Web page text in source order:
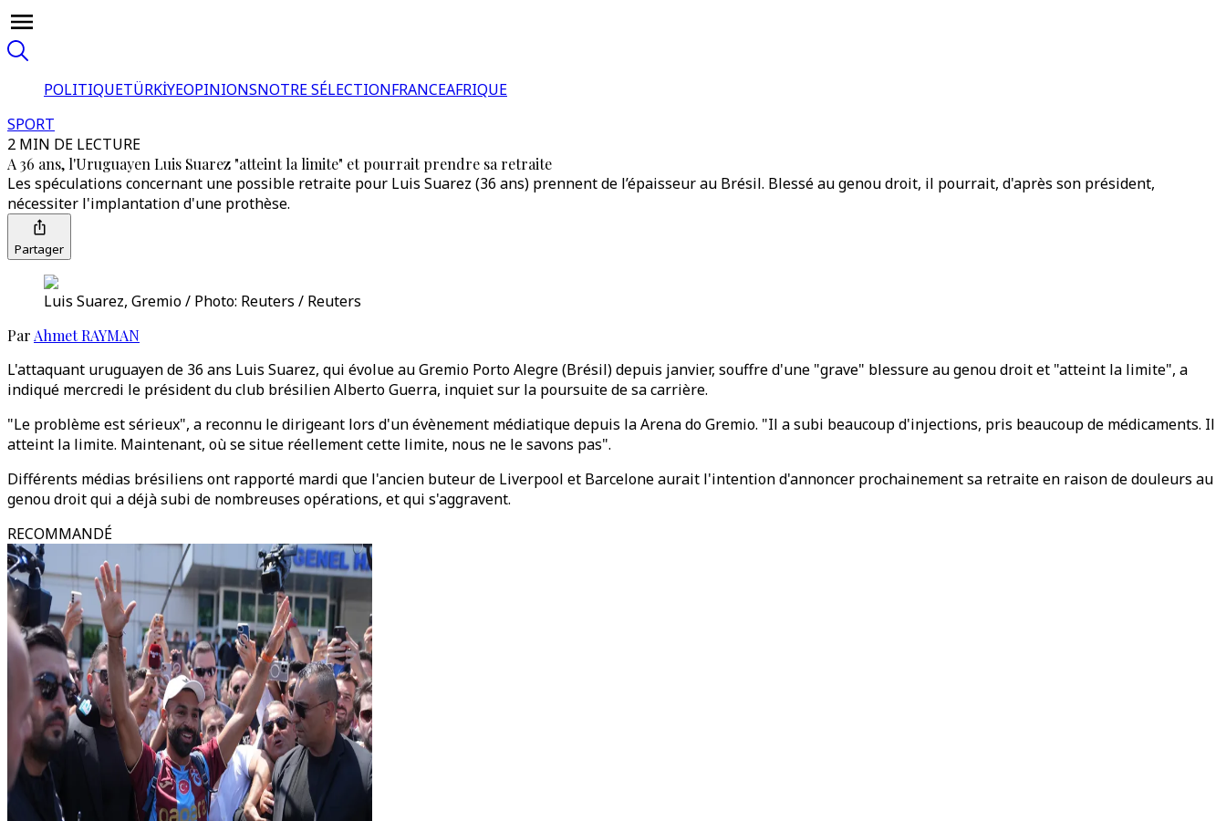
POLITIQUETÜRKİYEOPINIONSNOTRE SÉLECTIONFRANCEAFRIQUE
SPORT
2 MIN DE LECTURE
A 36 ans, l'Uruguayen Luis Suarez "atteint la limite" et pourrait prendre sa retraite
Les spéculations concernant une possible retraite pour Luis Suarez (36 ans) prennent de l’épaisseur au Brésil. Blessé au genou droit, il pourrait, d'après son président,
nécessiter l'implantation d'une prothèse.
Partager
Luis Suarez, Gremio / Photo: Reuters / Reuters
Par Ahmet RAYMAN
L'attaquant uruguayen de 36 ans Luis Suarez, qui évolue au Gremio Porto Alegre (Brésil) depuis janvier, souffre d'une "grave" blessure au genou droit et "atteint la limite", a
indiqué mercredi le président du club brésilien Alberto Guerra, inquiet sur la poursuite de sa carrière.
"Le problème est sérieux", a reconnu le dirigeant lors d'un évènement médiatique depuis la Arena do Gremio. "Il a subi beaucoup d'injections, pris beaucoup de médicaments. Il
atteint la limite. Maintenant, où se situe réellement cette limite, nous ne le savons pas".
Différents médias brésiliens ont rapporté mardi que l'ancien buteur de Liverpool et Barcelone aurait l'intention d'annoncer prochainement sa retraite en raison de douleurs au
genou droit qui a déjà subi de nombreuses opérations, et qui s'aggravent.
RECOMMANDÉ